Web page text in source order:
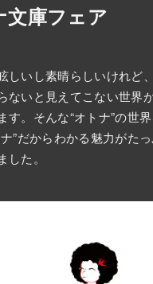
文庫フェア
しいし素晴らしいけれど
ないと見えてこない世界
す。そんな“オトナ”の世
”だからわかる魅力がた
した。